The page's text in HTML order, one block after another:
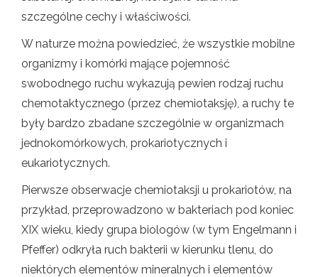
szczególne cechy i właściwości.
W naturze można powiedzieć, że wszystkie mobilne
organizmy i komórki mające pojemność
swobodnego ruchu wykazują pewien rodzaj ruchu
chemotaktycznego (przez chemiotaksję), a ruchy te
były bardzo zbadane szczególnie w organizmach
jednokomórkowych, prokariotycznych i
eukariotycznych.
Pierwsze obserwacje chemiotaksji u prokariotów, na
przykład, przeprowadzono w bakteriach pod koniec
XIX wieku, kiedy grupa biologów (w tym Engelmann i
Pfeffer) odkryła ruch bakterii w kierunku tlenu, do
niektórych elementów mineralnych i elementów